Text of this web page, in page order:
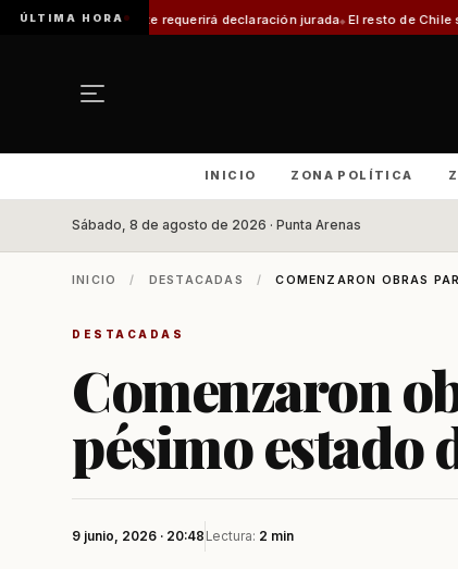
ÚLTIMA HORA
requerirá declaración jurada El resto de Chile se alineará con
INICIO ZONA POLÍTICA
Sábado, 8 de agosto de 2026 · Punta Arenas
INICIO / DESTACADAS / COMENZARON OBRAS
DESTACADAS
Comenzaron
pésimo estado
9 junio, 2026 · 20:48 Lectura: 2 min